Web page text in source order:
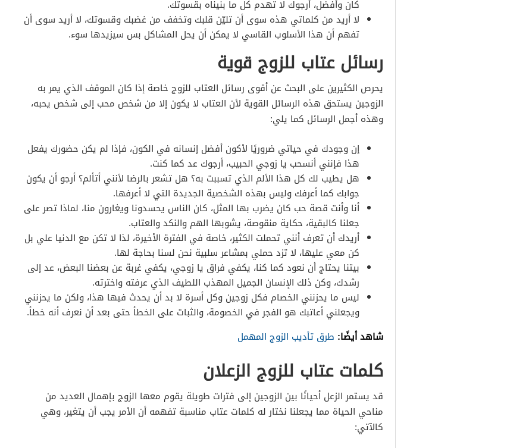
كان وأفضل، أرجوك لا تهدم كل ما بنيناه بقسوتك.
لا أريد من كلماتي هذه سوى أن تليّن قلبك وتخفف من غضبك وقسوتك، لا أريد سوى أن
تفهم أن هذا الأسلوب القاسي لا يمكن أن يحل المشاكل بس سيزيدها سوء.
رسائل عتاب للزوج قوية
يحرص الكثيرين على البحث عن أقوى رسائل العتاب للزوج خاصة إذا كان الموقف الذي يمر به
الزوجين يستحق هذه الرسائل القوية لأن العتاب لا يكون إلا من شخص محب إلى شخص يحبه،
وهذه أجمل الرسائل كما يلي:
إن وجودك في حياتي ضروريًا لأكون أفضل إنسانه في الكون، فإذا لم يكن حضورك يفعل
هذا فإنني أنسحب يا زوجي الحبيب، أرجوك عد كما كنت.
هل يطيب لك كل هذا الألم الذي تسببت به؟ هل تشعر بالرضا لأنني أتألم؟ أرجو أن يكون
جوابك كما أعرفك وليس بهذه الشخصية الجديدة التي لا أعرفها.
أنا وأنت قصة حب كان يضرب بها المثل، كان الناس يحسدونا ويغارون منا، لماذا تصر على
جعلنا كالبقية، حكاية منقوصة، يشوبها الهم والنكد والعتاب.
أريدك أن تعرف أنني تحملت الكثير، خاصة في الفترة الأخيرة، لذا لا تكن مع الدنيا علي بل
كن معي عليها، لا تزد حملي بمشاعر سلبية نحن لسنا بحاجة لها.
بيتنا يحتاج أن نعود كما كنا، يكفي فراق يا زوجي، يكفي غربة عن بعضنا البعض، عد إلى
رشدك، وكن ذلك الإنسان الجميل المهذب اللطيف الذي عرفته واخترته.
ليس ما يحزنني الخصام فكل زوجين وكل أسرة لا بد أن يحدث فيها هذا، ولكن ما يحزنني
ويجعلني أعاتبك هو الفجر في الخصومة، والثبات على الخطأ حتى بعد أن نعرف أنه خطأ.
شاهد أيضًا: طرق تأديب الزوج المهمل
كلمات عتاب للزوج الزعلان
قد يستمر الزعل أحيانًا بين الزوجين إلى فترات طويلة يقوم معها الزوج بإهمال العديد من
مناحي الحياة مما يجعلنا نختار له كلمات عتاب مناسبة تفهمه أن الأمر يجب أن يتغير، وهي
كالآتي: